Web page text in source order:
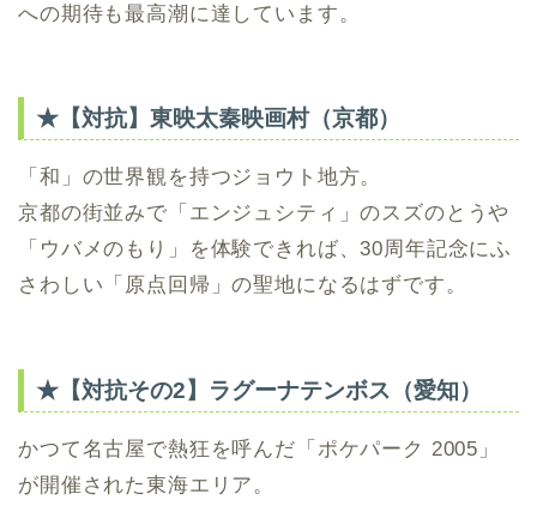
への期待も最高潮に達しています。
★【対抗】東映太秦映画村（京都）
「和」の世界観を持つジョウト地方。
京都の街並みで「エンジュシティ」のスズのとうや
「ウバメのもり」を体験できれば、30周年記念にふ
さわしい「原点回帰」の聖地になるはずです。
★【対抗その2】ラグーナテンボス（愛知）
かつて名古屋で熱狂を呼んだ「ポケパーク 2005」
が開催された東海エリア。